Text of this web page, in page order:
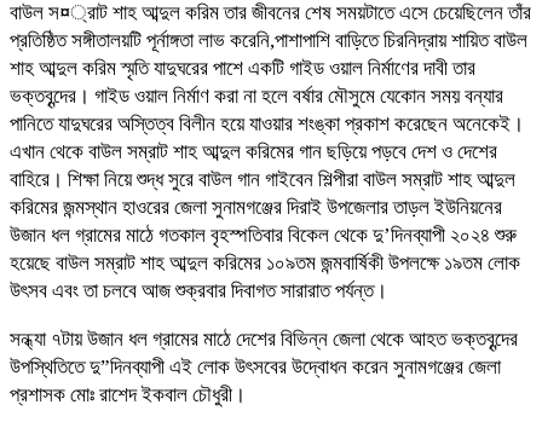
বাউল স¤্রাট শাহ আব্দুল করিম তার জীবনের শেষ সময়টাতে এসে চেয়েছিলেন তাঁর
প্রতিষ্ঠিত সঙ্গীতালয়টি পূর্নাঙ্গতা লাভ করেনি,পাশাপাশি বাড়িতে চিরনিদ্রায় শায়িত বাউল
শাহ আব্দুল করিম স্মৃতি যাদুঘরের পাশে একটি গাইড ওয়াল নির্মাণের দাবী তার
ভক্তবৃন্দের। গাইড ওয়াল নির্মাণ করা না হলে বর্ষার মৌসুমে যেকোন সময় বন্যার
পানিতে যাদুঘরের অস্তিত্ব বিলীন হয়ে যাওয়ার শংঙ্কা প্রকাশ করেছেন অনেকেই।
এখান থেকে বাউল সম্রাট শাহ আব্দুল করিমের গান ছড়িয়ে পড়বে দেশ ও দেশের
বাহিরে। শিক্ষা নিয়ে শুদ্ধ সুরে বাউল গান গাইবেন শিল্পীরা বাউল সম্রাট শাহ আব্দুল
করিমের জন্মস্থান হাওরের জেলা সুনামগঞ্জের দিরাই উপজেলার তাড়ল ইউনিয়নের
উজান ধল গ্রামের মাঠে গতকাল বৃহস্পতিবার বিকেল থেকে দু’দিনব্যাপী ২০২৪ শুরু
হয়েছে বাউল সম্রাট শাহ আব্দুল করিমের ১০৯তম জন্মবার্ষিকী উপলক্ষে ১৯তম লোক
উৎসব এবং তা চলবে আজ শুক্রবার দিবাগত সারারাত পর্যন্ত।
সন্ধ্যা ৭টায় উজান ধল গ্রামের মাঠে দেশের বিভিন্ন জেলা থেকে আহত ভক্তবৃন্দের
উপস্থিতিতে দু”দিনব্যাপী এই লোক উৎসবের উদ্বোধন করেন সুনামগঞ্জের জেলা
প্রশাসক মোঃ রাশেদ ইকবাল চৌধুরী।